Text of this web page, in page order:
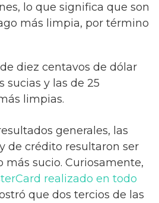
lo que significa que son
más limpia, por término
diez centavos de dólar
sucias y las de 25
limpias.
generales, las
de crédito resultaron ser
más sucio. Curiosamente,
realizado en todo
que dos tercios de las